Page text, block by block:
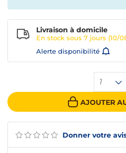
Donner votre
1
AJOUTER
Livraison à domicile
En stock sous 7 jours (10/
Alerte disponibilité